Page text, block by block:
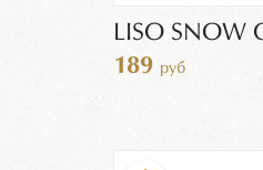
LISO SNOW
189 руб